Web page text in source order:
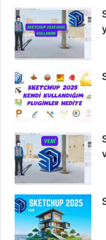
b
o
o
k
t
e
r
e